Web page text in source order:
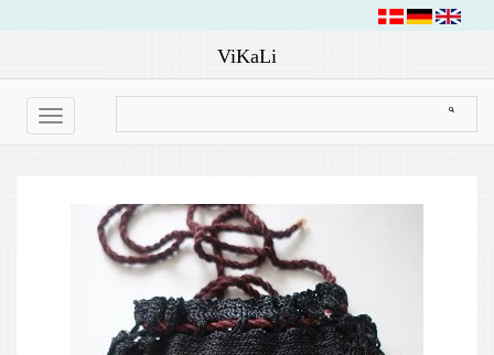
ViKaLi
Toggle
navigation